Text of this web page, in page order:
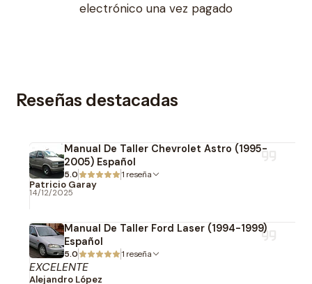
electrónico una vez pagado
Reseñas destacadas
Manual De Taller Chevrolet Astro (1995-
2005) Español
5.0 1 reseña
Patricio Garay
14/12/2025
Manual De Taller Ford Laser (1994-1999)
Español
5.0 1 reseña
EXCELENTE
Alejandro López